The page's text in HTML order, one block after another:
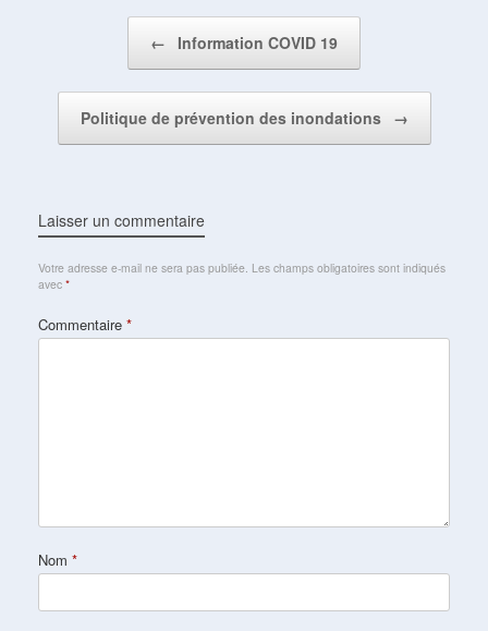
← Information COVID 19
Politique de prévention des inondations →
Laisser un commentaire
Votre adresse e-mail ne sera pas publiée. Les champs obligatoires sont indiqués
avec *
Commentaire *
Nom *